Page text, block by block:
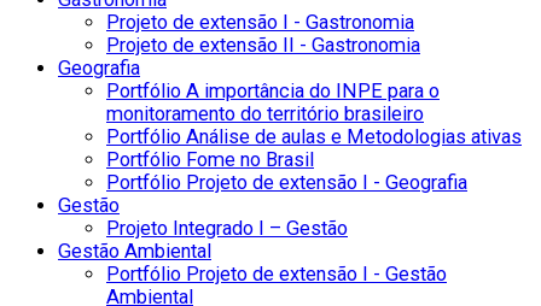
Projeto de extensão I - Gastronomia
Projeto de extensão II - Gastronomia
Geografia
Portfólio A importância do INPE para o
monitoramento do território brasileiro
Portfólio Análise de aulas e Metodologias ativas
Portfólio Fome no Brasil
Portfólio Projeto de extensão I - Geografia
Gestão
Projeto Integrado I – Gestão
Gestão Ambiental
Portfólio Projeto de extensão I - Gestão
Ambiental